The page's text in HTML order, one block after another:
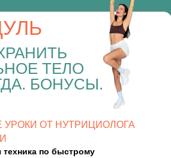
ТЕЛО
БОНУСЫ.
УРОКИ ОТ НУТРИЦИОЛОГА
техника по быстрому